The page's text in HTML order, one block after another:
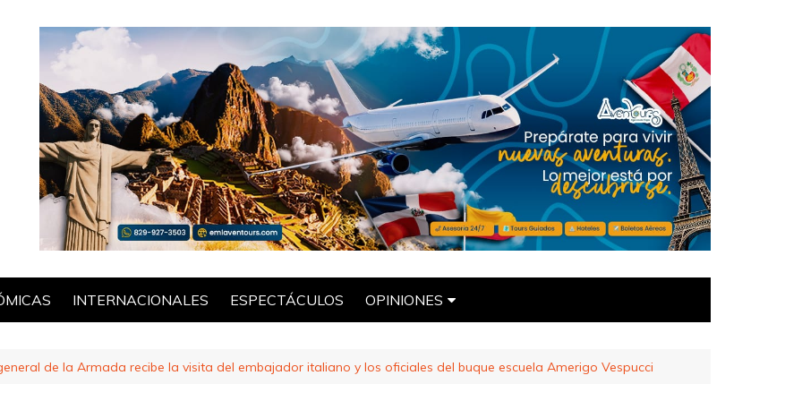
INTERNACIONALES ESPECTÁCULOS OPINIONES
de la Armada recibe la visita del embajador italiano y los oficiales del buque escuela Amerigo Vespucci